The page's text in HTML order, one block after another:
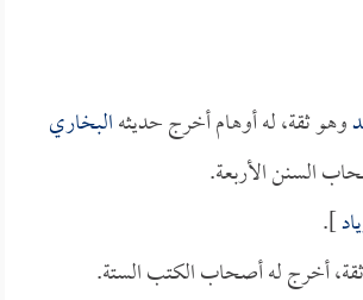
وهو ثقة، له أوهام أخرج حديثهالبخاري
السنن الأربعة.
].
أخرج له أصحاب الكتب الستة.